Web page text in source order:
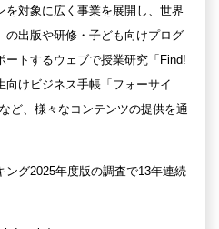
対象に広く事業を展開し、世界
の出版や研修・子ども向けプログ
ートするウェブで授業研究「Find!
けビジネス手帳「フォーサイ
ど、様々なコンテンツの提供を通
ング2025年度版の調査で13年連続